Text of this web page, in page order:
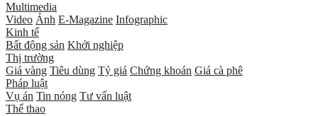
Multimedia
Video Ảnh E-Magazine Infographic
Kinh tế
Bất động sản Khởi nghiệp
Thị trường
Giá vàng Tiêu dùng Tỷ giá Chứng khoán Giá cà phê
Pháp luật
Vụ án Tin nóng Tư vấn luật
Thể thao